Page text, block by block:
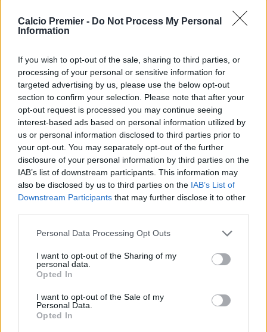
Calcio Premier - Do Not Process My Personal
Information
If you wish to opt-out of the sale, sharing to third parties, or
processing of your personal or sensitive information for
targeted advertising by us, please use the below opt-out
section to confirm your selection. Please note that after your
opt-out request is processed you may continue seeing
interest-based ads based on personal information utilized by
us or personal information disclosed to third parties prior to
your opt-out. You may separately opt-out of the further
disclosure of your personal information by third parties on the
IAB’s list of downstream participants. This information may
also be disclosed by us to third parties on the IAB’s List of
Downstream Participants that may further disclose it to other
Personal Data Processing Opt Outs
I want to opt-out of the Sharing of my
personal data.
Opted In
I want to opt-out of the Sale of my
Personal Data.
Opted In
poichè molti tifosi stavano invandendo il campo: si trattava
in realtà di coloro che per evitare lo schiacciamento
Lane dal terreno di gioco. La polizia, non capendo cosa
stesse succedendo, prese l’iniziativa di intervenire con
delle cariche volte a impedire ai tifosi di invadere il campo.
La situazione si fece così ancor più drammatica per i tifosi
che, da un lato si trovavano schiacciati dalla calca che si
era venuta a creare alle loro spalle, dall’altro venivano
contrastati dalla polizia che impediva loro la possibilità di
aprire delle vie di fuga. Solo dopo alcuni tragici minuti la
polizia si rese conto del vero motivo dell’invasione e aprì
le inferriate, lasciando finalmente ai tifosi del Liverpool la
possibilità di raggiungere il terreno di gioco. Ma a quel
punto, con la Leppings Lane meno piena, tutti
cominciarono a capire quanto terribile fosse la portata del
dramma. Spesso ci sono state diatribe sulle colpe
dell’accaduto, con contenziosi anche tra società e il
comitato dei parenti delle vittime: i tifosi del Liverpool
ricordano ogni anno l’evento, con l’orologio della Kop che
il 15 aprile si ferma alle ore 15:06, l’orario nel quale la
partita venne sospesa.